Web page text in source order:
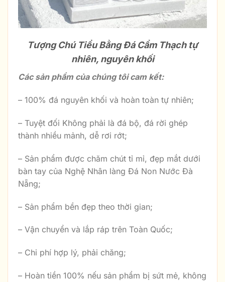
Tượng Chú Tiểu Bằng Đá Cẩm Thạch tự
nhiên, nguyên khối
Các sản phẩm của chúng tôi cam kết:
– 100% đá nguyên khối và hoàn toàn tự nhiên;
– Tuyệt đối Không phải là đá bộ, đá rời ghép
thành nhiều mảnh, dễ rơi rớt;
– Sản phẩm được chăm chút tỉ mỉ, đẹp mắt dưới
bàn tay của Nghệ Nhân làng Đá Non Nước Đà
Nẵng;
– Sản phẩm bền đẹp theo thời gian;
– Vận chuyển và lắp ráp trên Toàn Quốc;
– Chi phí hợp lý, phải chăng;
– Hoàn tiền 100% nếu sản phẩm bị sứt mẻ, không